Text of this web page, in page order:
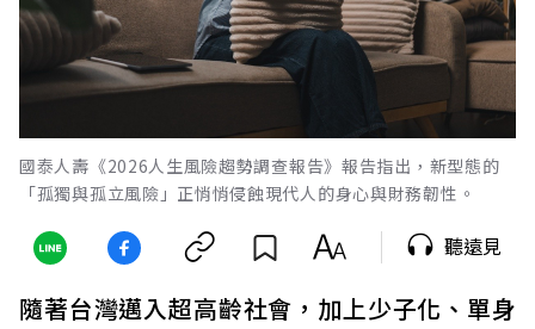
國泰人壽《2026人生風險趨勢調查報告》報告指出，新型態的
「孤獨與孤立風險」正悄悄侵蝕現代人的身心與財務韌性。
聽遠見
隨著台灣邁入超高齡社會，加上少子化、單身